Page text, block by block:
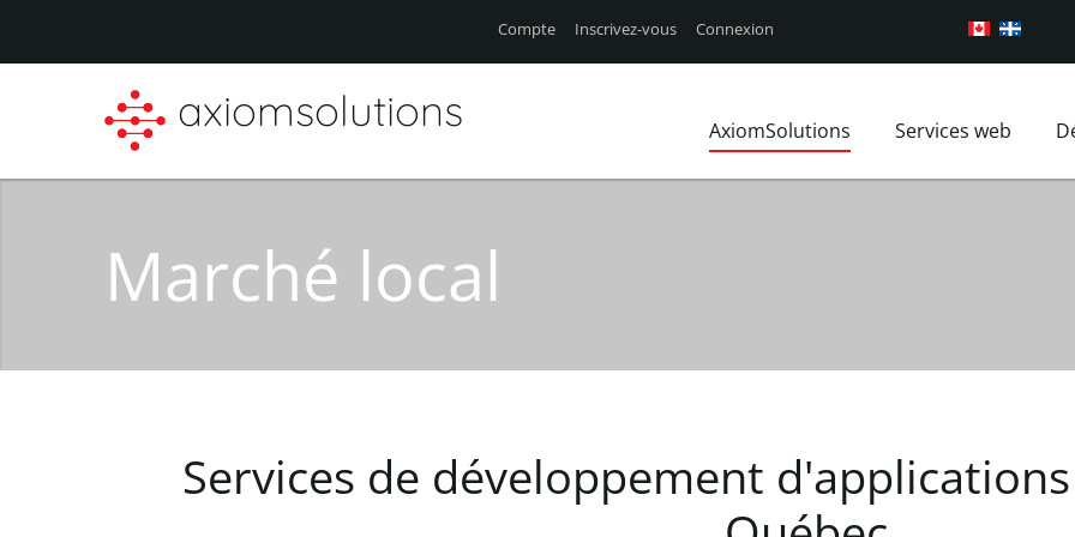
Compte Inscrivez-vous Connexion
axiomsolutions AxiomSolutions Services web
Marché local
Services de développement d'applications